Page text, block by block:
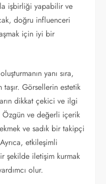
işbirliği yapabilir ve
doğru influenceri
için iyi bir
yanı sıra,
Görsellerin estetik
dikkat çekici ve ilgi
Özgün ve değerli içerik
ve sadık bir takipçi
etkileşimli
şekilde iletişim kurmak
olur.